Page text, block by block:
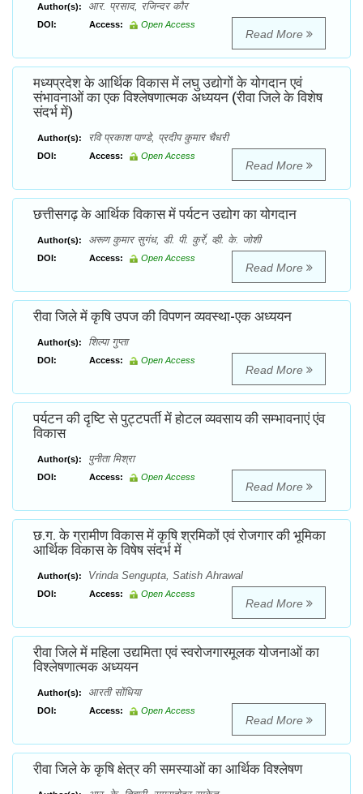
Author(s): आर. प्रसाद, रजिन्दर कौर
DOI: Access: Open Access
Read More
मध्यप्रदेश के आर्थिक विकास में लघु उद्योगों के योगदान एवं
संभावनाओं का एक विश्लेषणात्मक अध्ययन (रीवा जिले के विशेष
संदर्भ में)
Author(s): रवि प्रकाश पाण्डे, प्रदीप कुमार चैधरी
DOI: Access: Open Access
Read More
छत्तीसगढ़ के आर्थिक विकास में पर्यटन उद्योग का योगदान
Author(s): अरूण कुमार सुगंध, डी. पी. कुर्रे, व्ही. के. जोशी
DOI: Access: Open Access
Read More
रीवा जिले में कृषि उपज की विपणन व्यवस्था-एक अध्ययन
Author(s): शिल्पा गुप्ता
DOI: Access: Open Access
Read More
पर्यटन की दृष्टि से पुट्टपर्ती में होटल व्यवसाय की सम्भावनाएं एंव
विकास
Author(s): पुनीता मिश्रा
DOI: Access: Open Access
Read More
छ.ग. के ग्रामीण विकास में कृषि श्रमिकों एवं रोजगार की भूमिका
आर्थिक विकास के विषेष संदर्भ में
Author(s): Vrinda Sengupta, Satish Ahrawal
DOI: Access: Open Access
Read More
रीवा जिले में महिला उद्यमिता एवं स्वरोजगारमूलक योजनाओं का
विश्लेषणात्मक अध्ययन
Author(s): आरती सोंधिया
DOI: Access: Open Access
Read More
रीवा जिले के कृषि क्षेत्र की समस्याओं का आर्थिक विश्लेषण